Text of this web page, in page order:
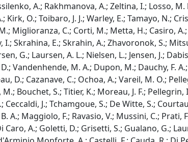
A.; Rakhmanova, A.; Zeltina, I.; Losso, M.
O.; Toibaro, J. J.; Warley, E.; Tamayo, N.;
Miglioranza, C.; Corti, M.; Metta, H.; Casiro,
Skrahina, E.; Skrahin, A.; Zhavoronok, S.;
G.; Laursen, A. L.; Nielsen, L.; Jensen, J.;
Vandenhende, M. A.; Dupon, M.; Dauchy, F.
D.; Cazanave, C.; Ochoa, A.; Vareil, M. O.;
Bouchet, S.; Titier, K.; Moreau, J. F.;
J.; Tchamgoue, S.; De Witte, S.;
A.; Maggiolo, F.; Ravasio, V.; Mussini, C.;
A.; Goletti, D.; Grisetti, S.; Gualano, G.;